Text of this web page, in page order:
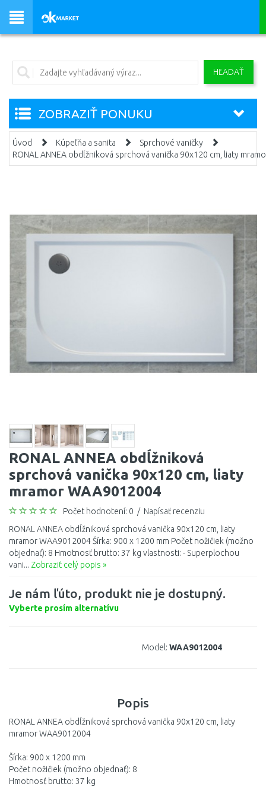
HĽADAŤ
ZOBRAZIŤ PONUKU
Úvod Kúpeľňa a sanita
Sprchové vaničky
RONAL ANNEA obdĺžniková sprchová vanička 90x120 cm, liaty
RONAL ANNEA obdĺžniková
sprchová vanička 90x120 cm, liaty
mramor WAA9012004
Počet hodnotení: 0 / Napísať recenziu
RONAL ANNEA obdĺžniková sprchová vanička 90x120 cm, liaty
mramor WAA9012004 Šírka: 900 x 1200 mm Počet nožičiek (možno
objednať): 8 Hmotnosť brutto: 37 kg vlastnosti: - Superplochou
vani... Zobraziť celý popis »
Je nám ľúto, produkt nie je dostupný.
Vyberte prosím alternatívu
Model: WAA9012004
Popis
RONAL ANNEA obdĺžniková sprchová vanička 90x120 cm, liaty
mramor WAA9012004
Šírka: 900 x 1200 mm
Počet nožičiek (možno objednať): 8
Hmotnosť brutto: 37 kg